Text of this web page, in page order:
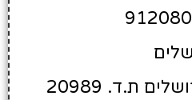
ת.ד. 20989